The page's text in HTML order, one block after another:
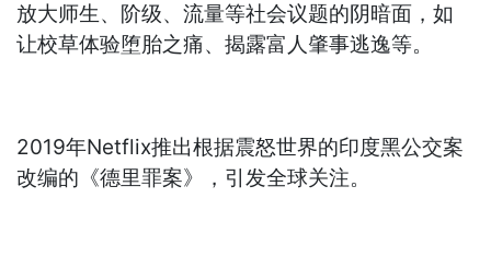
放大师生、阶级、流量等社会议题的阴暗面，如
让校草体验堕胎之痛、揭露富人肇事逃逸等。
2019年Netflix推出根据震怒世界的印度黑公交案
改编的《德里罪案》，引发全球关注。